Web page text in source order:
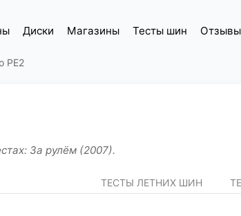
Диски Магазины Тесты шин Отзывы
PE2
За рулём (2007).
ТЕСТЫ ЛЕТНИХ ШИН